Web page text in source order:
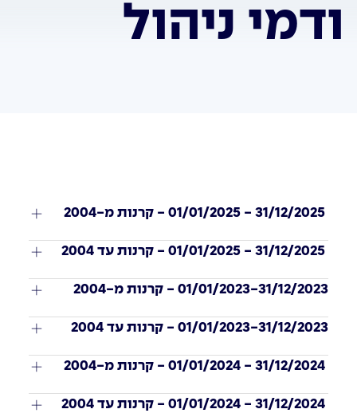
ודמי ניהול
01/01/2023-31/12/2023 - קרנות מ-2004
01/01/2023-31/12/2023 - קרנות עד 2004